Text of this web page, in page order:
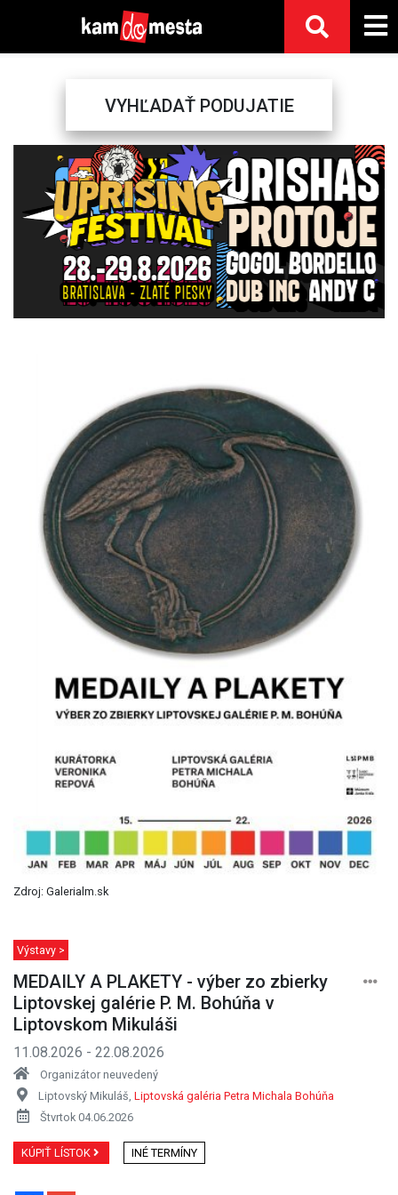
VYHĽADAŤ PODUJATIE
Previous Next
Zdroj: Galerialm.sk
Výstavy >
MEDAILY A PLAKETY - výber zo zbierky
Liptovskej galérie P. M. Bohúňa v
Liptovskom Mikuláši
11.08.2026 - 22.08.2026
Organizátor neuvedený
Liptovský Mikuláš, Liptovská galéria Petra Michala Bohúňa
Štvrtok 04.06.2026
KÚPIŤ LÍSTOK INÉ TERMÍNY